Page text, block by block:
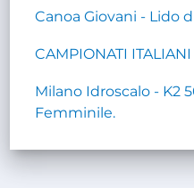
Canoa Giovani - Lido
CAMPIONATI
Milano Idroscalo - K2
Femminile.